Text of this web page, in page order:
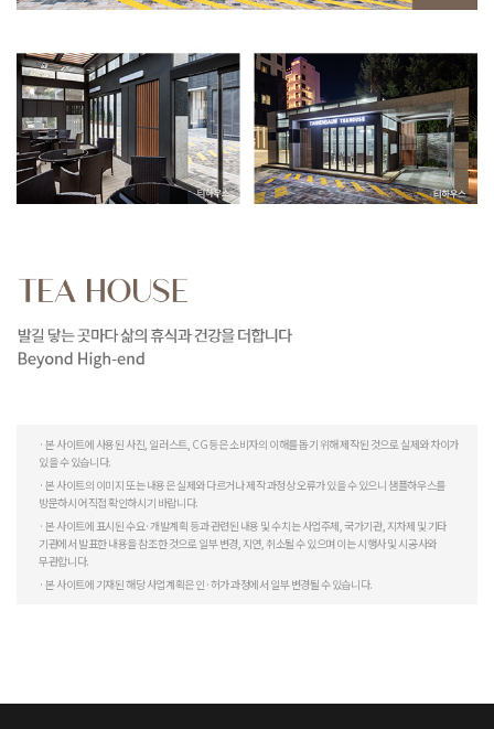
· 본 사이트에 사용된 사진, 일러스트, CG 등은 소비자의 이해를 돕기 위해 제작된 것으로 실제와 차이가
있을 수 있습니다.
· 본 사이트의 이미지 또는 내용은 실제와 다르거나 제작 과정상 오류가 있을 수 있으니 샘플하우스를
방문하시어 직접 확인하시기 바랍니다.
· 본 사이트에 표시된 수요·개발계획 등과 관련된 내용 및 수치는 사업주체, 국가기관, 지차제 및 기타
기관에서 발표한 내용을 참조한 것으로 일부 변경, 지연, 취소될 수 있으며 이는 시행사 및 시공사와
무관합니다.
· 본 사이트에 기재된 해당 사업계획은 인·허가 과정에서 일부 변경될 수 있습니다.